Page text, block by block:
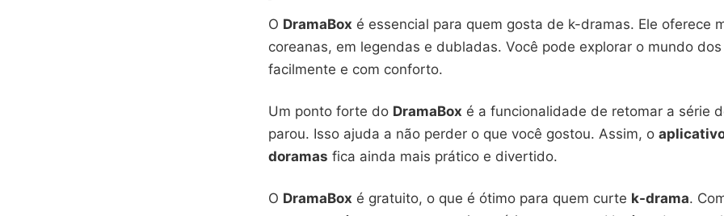
O DramaBox é essencial para quem gosta de k-dramas. Ele oferece
coreanas, em legendas e dubladas. Você pode explorar o mundo
facilmente e com conforto.
Um ponto forte do DramaBox é a funcionalidade de retomar a série
parou. Isso ajuda a não perder o que você gostou. Assim, o
doramas fica ainda mais prático e divertido.
O DramaBox é gratuito, o que é ótimo para quem curte k-drama.